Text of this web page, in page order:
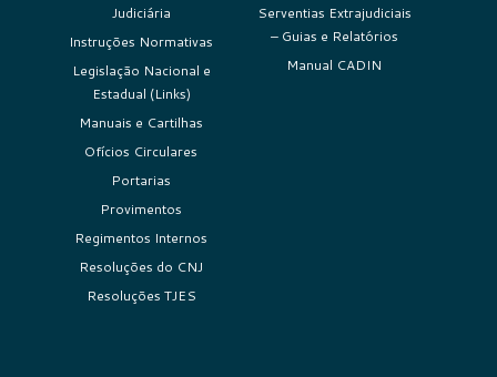
Judiciária
Instruções Normativas
Legislação Nacional e
Estadual (Links)
Manuais e Cartilhas
Ofícios Circulares
Portarias
Provimentos
Regimentos Internos
Resoluções do CNJ
Resoluções TJES
Serventias Extrajudiciais
– Guias e Relatórios
Manual CADIN